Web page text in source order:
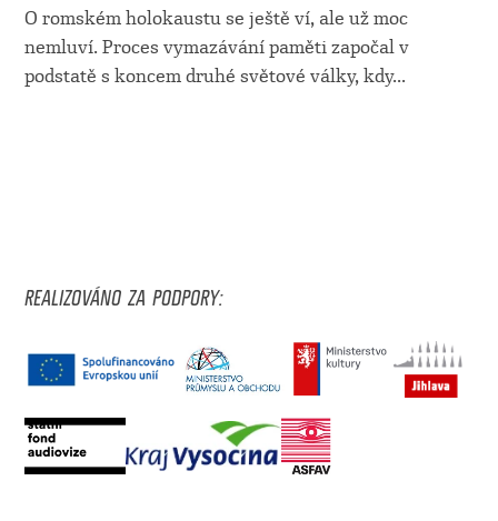
O romském holokaustu se ještě ví, ale už moc
nemluví. Proces vymazávání paměti započal v
podstatě s koncem druhé světové války, kdy...
REALIZOVÁNO ZA PODPORY: